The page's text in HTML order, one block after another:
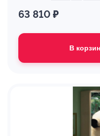
63 810 ₽
В